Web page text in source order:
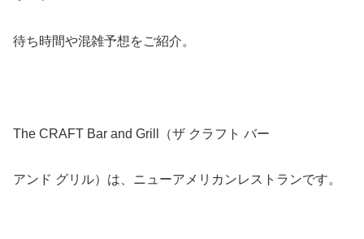
待ち時間や混雑予想をご紹介。
The CRAFT Bar and Grill（ザ クラフト バー
アンド グリル）は、ニューアメリカンレストランです。